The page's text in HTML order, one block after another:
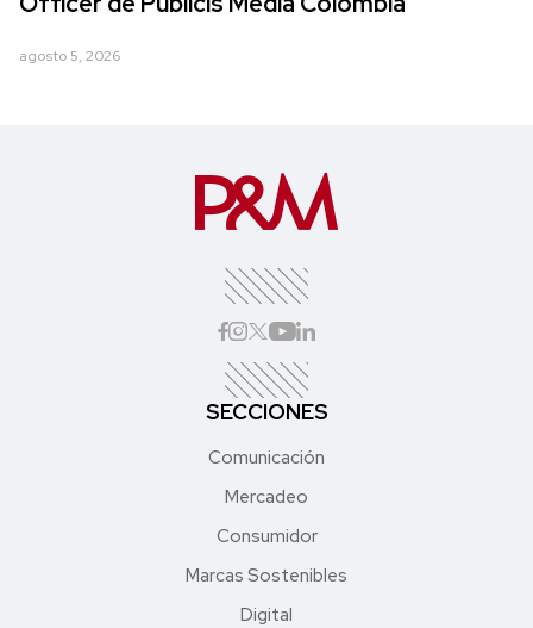
agosto 5, 2026
SECCIONES
Comunicación
Mercadeo
Consumidor
Marcas Sostenibles
Digital